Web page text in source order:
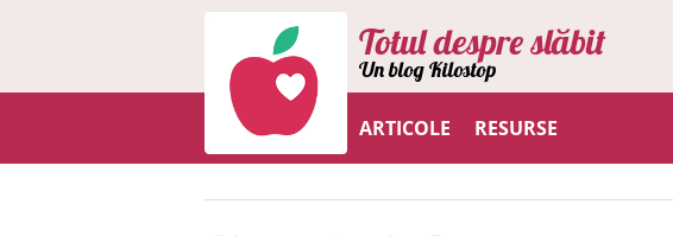
Totul despre slăbit
Un blog Kilostop
ARTICOLE RESURSE